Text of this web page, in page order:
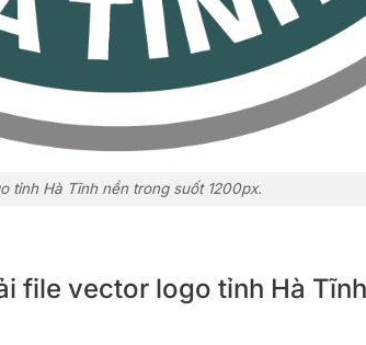
tỉnh Hà Tĩnh nền trong suốt 1200px.
file vector logo tỉnh Hà